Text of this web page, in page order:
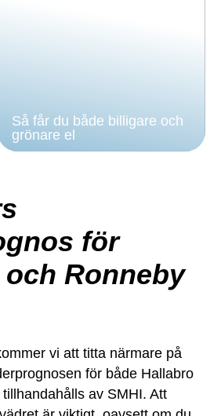
Så får du både billigare och
grönare el
för
Ronneby
vi att titta närmare på
för både Hallabro
av SMHI. Att